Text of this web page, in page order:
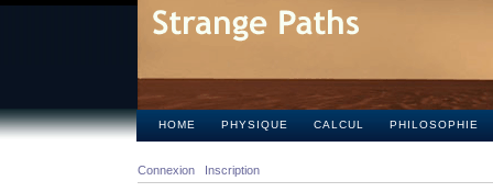
HOME PHYSIQUE CALCUL PHILOSOPHIE
Connexion Inscription